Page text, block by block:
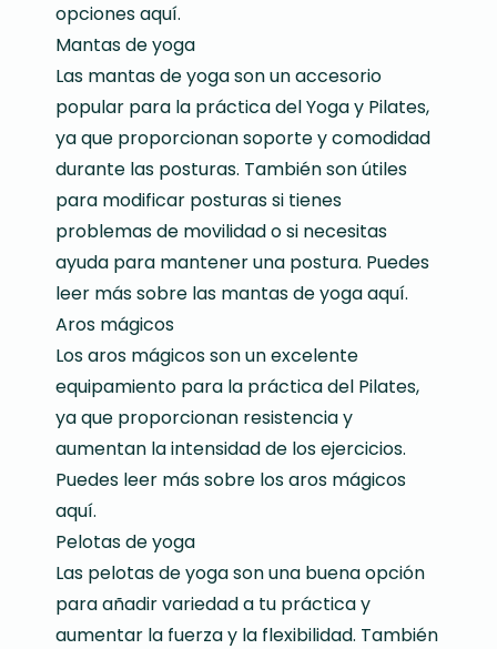
opcionesaquí.
Mantas de yoga
Las mantas de yoga son un accesorio
popular para la práctica del Yoga y Pilates,
ya que proporcionan soporte y comodidad
durante las posturas. También son útiles
para modificar posturas si tienes
problemas de movilidad o si necesitas
ayuda para mantener una postura. Puedes
leer más sobre las mantas de yoga aquí.
Aros mágicos
Los aros mágicos son un excelente
equipamiento para la práctica del Pilates,
ya que proporcionan resistencia y
aumentan la intensidad de los ejercicios.
Puedes leer más sobre losaros mágicos
aquí.
Pelotas de yoga
Las pelotas de yoga son una buena opción
para añadir variedad a tu práctica y
aumentar la fuerza y la flexibilidad. También